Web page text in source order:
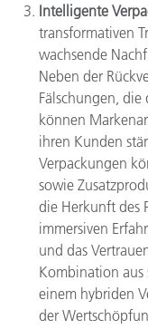
Intelligente
transformativen
wachsende
Neben der
Fälschungen, die
können
ihren Kunden
Verpackungen
sowie
die Herkunft des
immersiven
und das
Kombination
einem hybriden
der